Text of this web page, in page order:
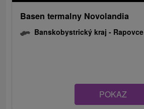
Basen termalny Novolandia
Banskobystrický kraj - Rapovce
POKAZ